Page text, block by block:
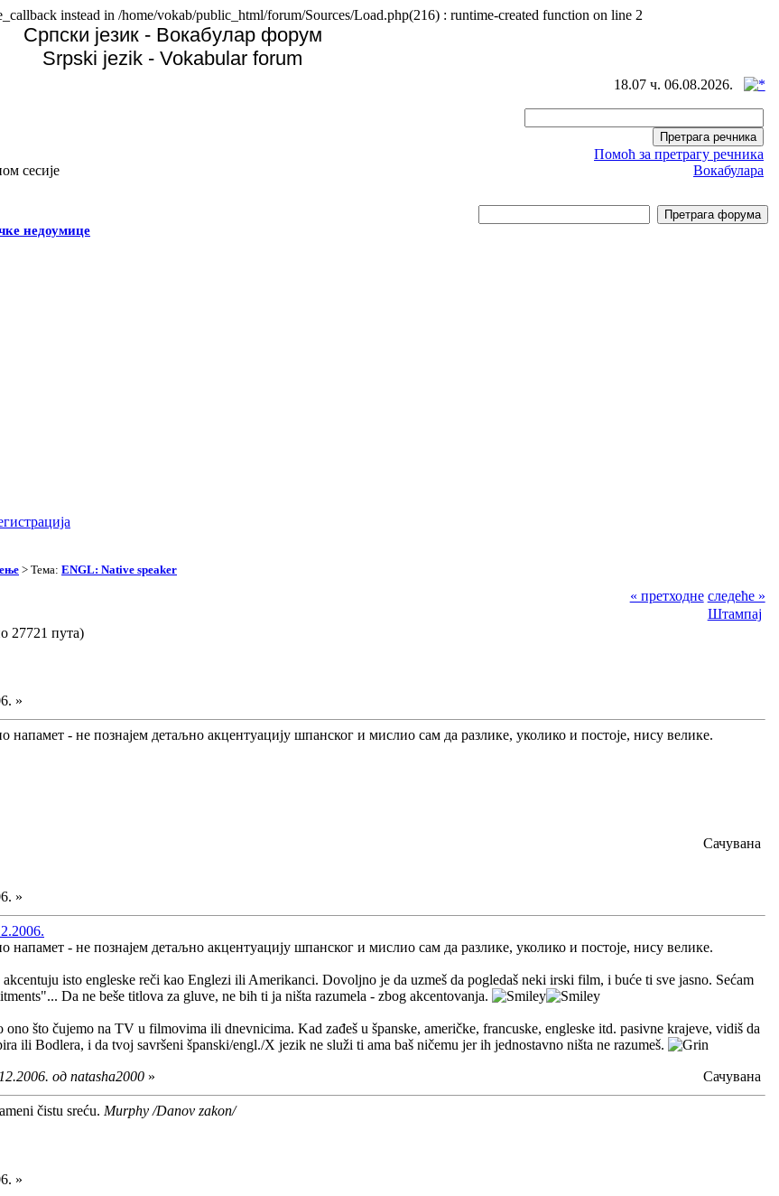
instead in /home/vokab/public_html/forum/Sources/Load.php(216) : runtime-created function on line 2
Српски језик - Вокабулар форум
Srpski jezik - Vokabular forum
18.07 ч. 06.08.2026.
сесије
Помоћ за претрагу речника
Вокабулара
недоумице
> Тема: ENGL: Native speaker
« претходне следеће »
Штампај
27721 пута)
»
- не познајем детаљно акцентуацију шпанског и мислио сам да разлике, уколико и постоје, нису велике.
Сачувана
»
- не познајем детаљно акцентуацију шпанског и мислио сам да разлике, уколико и постоје, нису велике.
isto engleske reči kao Englezi ili Amerikanci. Dovoljno je da uzmeš da pogledaš neki irski film, i buće ti sve jasno. Sećam
Da ne beše titlova za gluve, ne bih ti ja ništa razumela - zbog akcentovanja.
ono što čujemo na TV u filmovima ili dnevnicima. Kad zađeš u španske, američke, francuske, engleske itd. pasivne krajeve, vidiš da
ili Bodlera, i da tvoj savršeni španski/engl./X jezik ne služi ti ama baš ničemu jer ih jednostavno ništa ne razumeš.
од natasha2000 » Сачувана
čistu sreću. Murphy /Danov zakon/
»